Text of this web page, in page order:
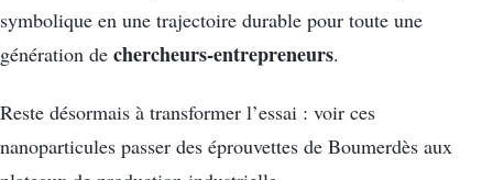
symbolique en une trajectoire durable pour toute une
génération de chercheurs-entrepreneurs.
Reste désormais à transformer l’essai : voir ces
nanoparticules passer des éprouvettes de Boumerdès aux